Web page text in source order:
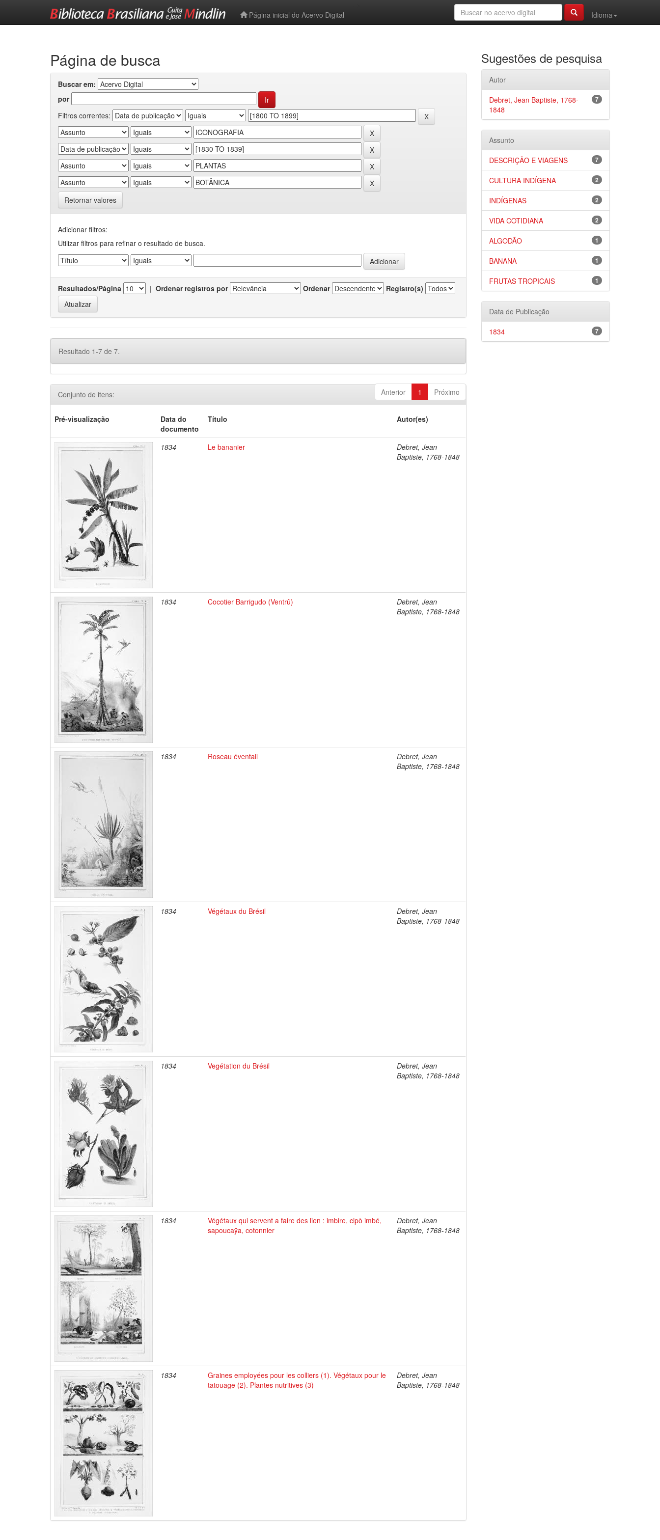
Página inicial do Acervo Digital
Idioma
Página de busca
Buscar em:
por
Filtros correntes:
Retornar valores
Adicionar filtros:
Utilizar filtros para refinar o resultado de busca.
Resultados/Página | Ordenar registros por Ordenar Registro(s)
Resultado 1-7 de 7.
Anterior 1 Próximo
Conjunto de itens:
Pré-visualização
Data do
documento
Título Autor(es)
1834 Le bananier
Debret, Jean
Baptiste, 1768-1848
1834 Cocotier Barrigudo (Ventrû)
Debret, Jean
Baptiste, 1768-1848
1834 Roseau éventail
Debret, Jean
Baptiste, 1768-1848
1834 Végétaux du Brésil
Debret, Jean
Baptiste, 1768-1848
1834 Vegétation du Brésil
Debret, Jean
Baptiste, 1768-1848
1834
Végétaux qui servent a faire des lien : imbire, cipò imbé,
sapoucaÿa, cotonnier
Debret, Jean
Baptiste, 1768-1848
1834
Graines employées pour les colliers (1). Végétaux pour le
tatouage (2). Plantes nutritives (3)
Debret, Jean
Baptiste, 1768-1848
Sugestões de pesquisa
Autor
7
Debret, Jean Baptiste, 1768-
1848
Assunto
7
DESCRIÇÃO E VIAGENS
2
CULTURA INDÍGENA
2
INDÍGENAS
2
VIDA COTIDIANA
1
ALGODÃO
1
BANANA
1
FRUTAS TROPICAIS
Data de Publicação
7
1834